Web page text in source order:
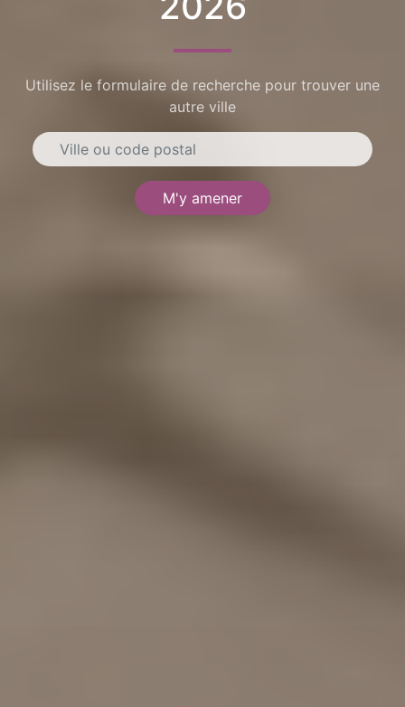
Utilisez le formulaire de recherche pour trouver une
autre ville
M'y amener